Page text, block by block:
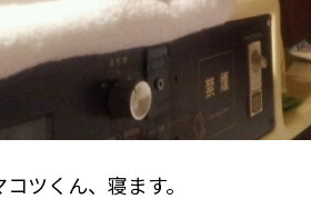
ツくん、寝ます。